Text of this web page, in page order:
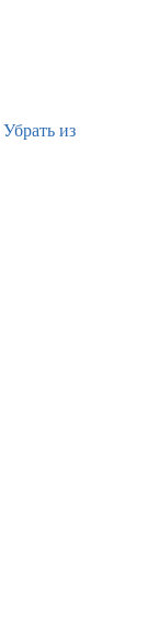
Убрать из